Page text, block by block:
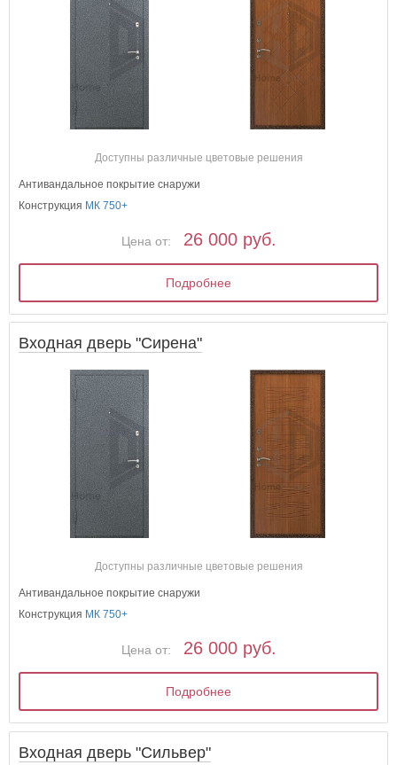
Доступны различные цветовые решения
Антивандальное покрытие снаружи
Конструкция МК 750+
Цена от: 26 000 руб.
Подробнее
Входная дверь "Сирена"
Доступны различные цветовые решения
Антивандальное покрытие снаружи
Конструкция МК 750+
Цена от: 26 000 руб.
Подробнее
Входная дверь "Сильвер"